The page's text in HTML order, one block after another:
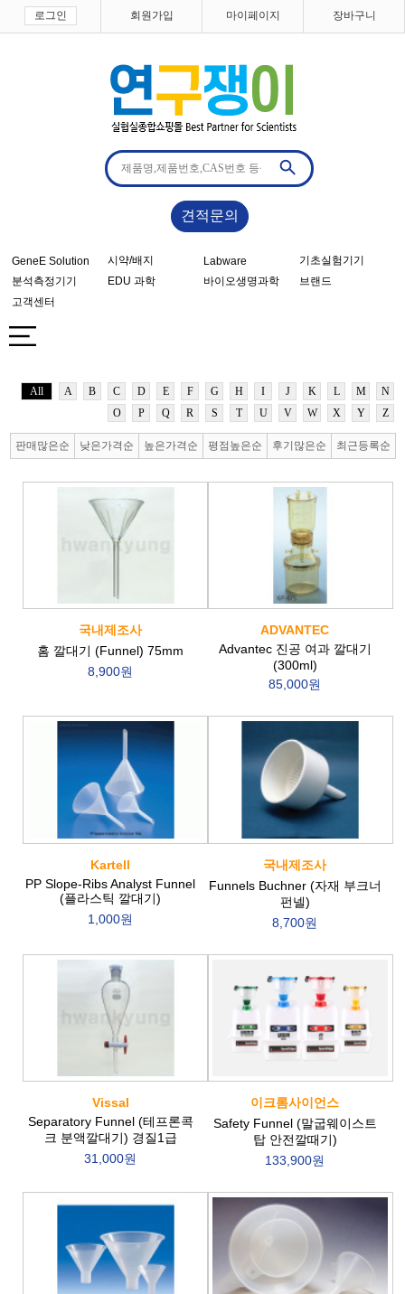
로그인 회원가입 마이페이지 장바구니
견적문의
GeneE Solution 시약/배지 Labware
기초실험기기
분석측정기기
EDU 과학 바이오생명과학
브랜드
고객센터
All A B C D E F G H I J K L M
N
O
P Q R S T U V W X Y Z
판매많은순 낮은가격순 높은가격순 평점높은순 후기많은순 최근등록순
국내제조사
홈 깔대기 (Funnel) 75mm
8,900원
ADVANTEC
Advantec 진공 여과 깔대기
(300ml)
85,000원
Kartell
PP Slope-Ribs Analyst Funnel
(플라스틱 깔대기)
1,000원
국내제조사
Funnels Buchner (자재 부크너
펀넬)
8,700원
Vissal
Separatory Funnel (테프론콕
크 분액깔대기) 경질1급
31,000원
이크롬사이언스
Safety Funnel (말굽웨이스트
탑 안전깔때기)
133,900원